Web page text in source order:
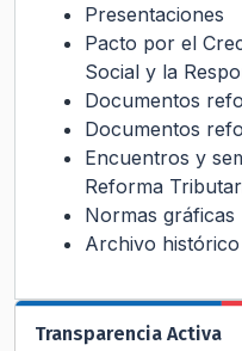
Presentaciones
Pacto por el
Social y la
Documentos
Documentos
Encuentros y
Reforma
Normas gráficas
Archivo histórico
Transparencia Activa